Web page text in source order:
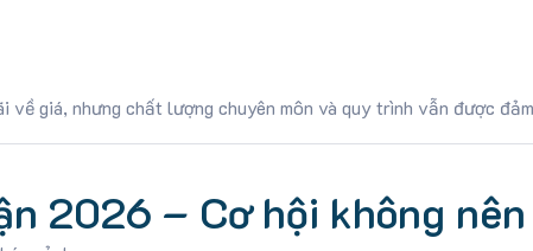
về giá, nhưng chất lượng chuyên môn và quy trình vẫn được
2026 – Cơ hội không